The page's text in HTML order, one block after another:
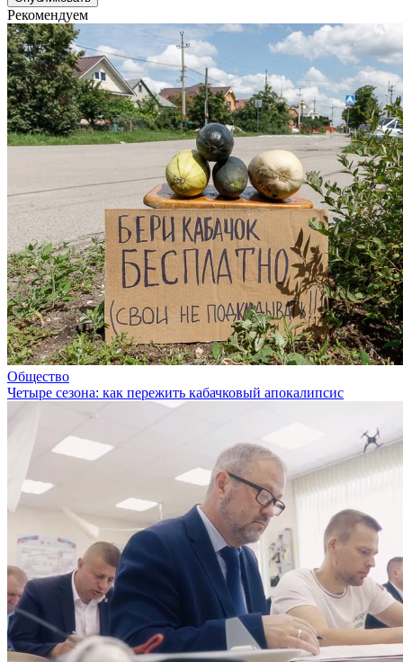
Рекомендуем
Общество
Четыре сезона: как пережить кабачковый апокалипсис